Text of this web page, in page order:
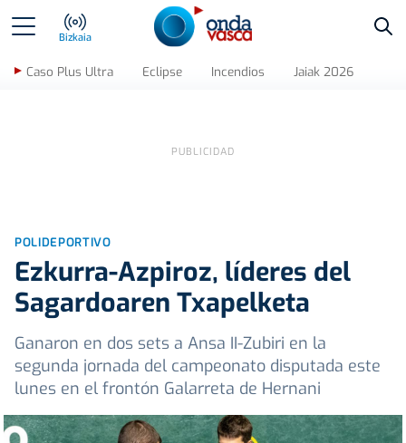
Bizkaia
Caso Plus Ultra Eclipse Incendios Jaiak 2026
POLIDEPORTIVO
Ezkurra-Azpiroz, líderes del
Sagardoaren Txapelketa
Ganaron en dos sets a Ansa II-Zubiri en la
segunda jornada del campeonato disputada este
lunes en el frontón Galarreta de Hernani